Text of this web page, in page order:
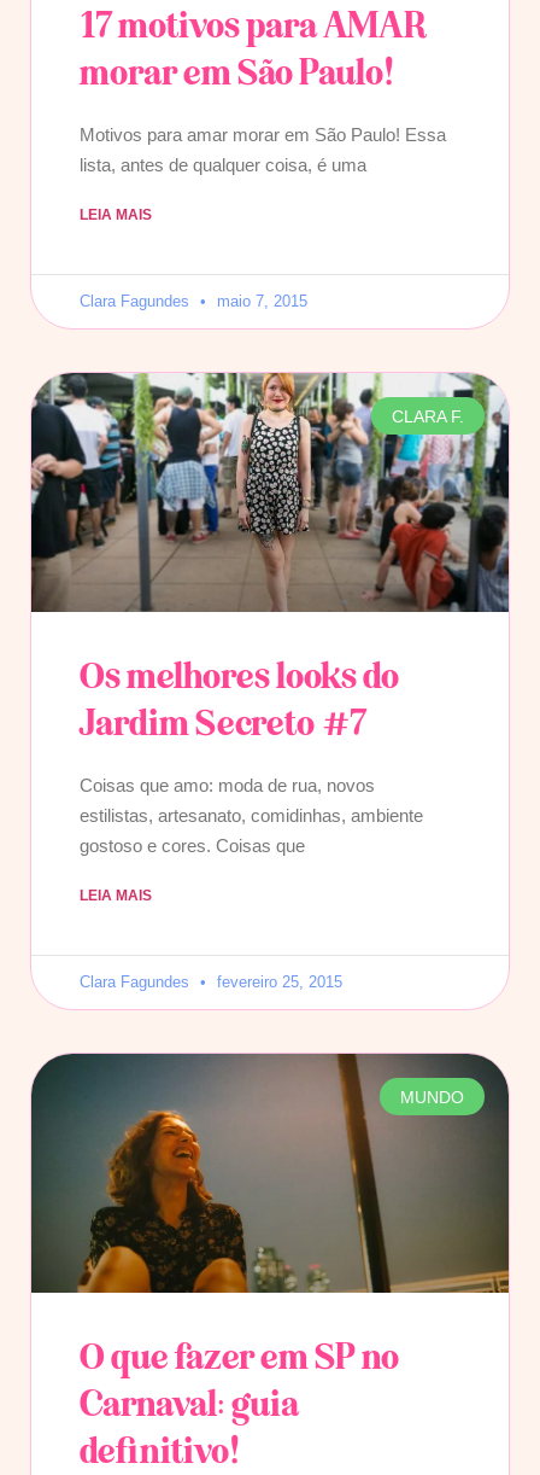
17 motivos para AMAR
morar em São Paulo!
Motivos para amar morar em São Paulo! Essa
lista, antes de qualquer coisa, é uma
LEIA MAIS
Clara Fagundes maio 7, 2015
CLARA F.
Os melhores looks do
Jardim Secreto #7
Coisas que amo: moda de rua, novos
estilistas, artesanato, comidinhas, ambiente
gostoso e cores. Coisas que
LEIA MAIS
Clara Fagundes fevereiro 25, 2015
MUNDO
O que fazer em SP no
Carnaval: guia
definitivo!